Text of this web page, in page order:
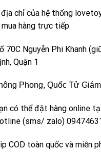
chỉ của hệ thống
hàng trực tiếp.
70C Nguyễn Phi Khanh
Quận 1
Phong, Quốc Tử
có thể đặt hàng online
(sms/ zalo)
COD toàn quốc và miễn